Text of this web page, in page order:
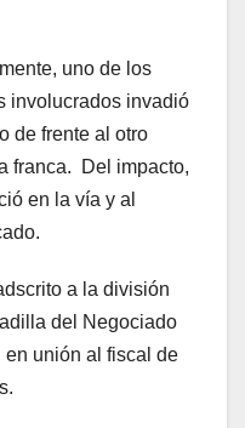
uno de los
involucrados invadió
de frente al otro
franca. Del impacto,
en la vía y al
a la división
del Negociado
unión al fiscal de